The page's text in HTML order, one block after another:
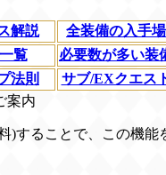
解説
全装備の入手
覧
必要数が多い装
法則
サブ/EXクエス
案内
)することで、この機能